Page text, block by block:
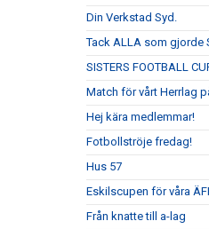
Din Verkstad Syd.
Tack ALLA som gjorde
SISTERS FOOTBALL
Match för vårt Herrlag
Hej kära medlemmar!
Fotbollströje fredag!
Hus 57
Eskilscupen för våra
Från knatte till a-lag